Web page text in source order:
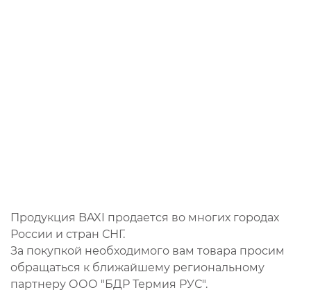
Продукция BAXI продается во многих городах
России и стран СНГ.
За покупкой необходимого вам товара просим
обращаться к ближайшему региональному
партнеру ООО "БДР Термия РУС".